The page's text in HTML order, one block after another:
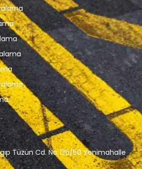
Tüzün Cd. No 136/50 Yenimahalle